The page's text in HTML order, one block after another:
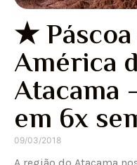
★
América
Atacama
em 6x
09/03/2018